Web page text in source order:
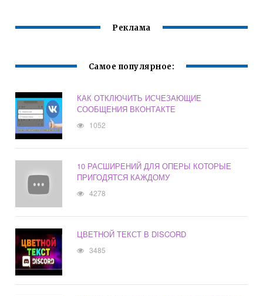
Реклама
Самое популярное:
КАК ОТКЛЮЧИТЬ ИСЧЕЗАЮЩИЕ
СООБЩЕНИЯ ВКОНТАКТЕ
1052
10 РАСШИРЕНИЙ ДЛЯ ОПЕРЫ КОТОРЫЕ
ПРИГОДЯТСЯ КАЖДОМУ
4278
ЦВЕТНОЙ ТЕКСТ В DISCORD
3485